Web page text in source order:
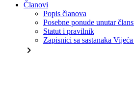
Članovi
Popis članova
Posebne ponude unutar
Statut i pravilnik
Zapisnici sa sastanaka
chevron_right